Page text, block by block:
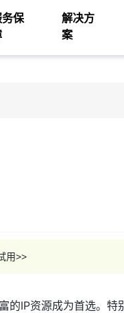
务保
解决方
案
用>>
的IP资源成为首选。特